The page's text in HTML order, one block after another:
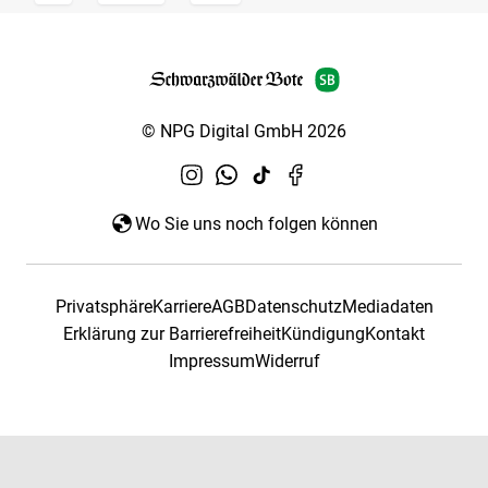
© NPG Digital GmbH 2026
Wo Sie uns noch folgen können
PrivatsphäreKarriereAGBDatenschutzMediadaten
Erklärung zur BarrierefreiheitKündigungKontakt
ImpressumWiderruf